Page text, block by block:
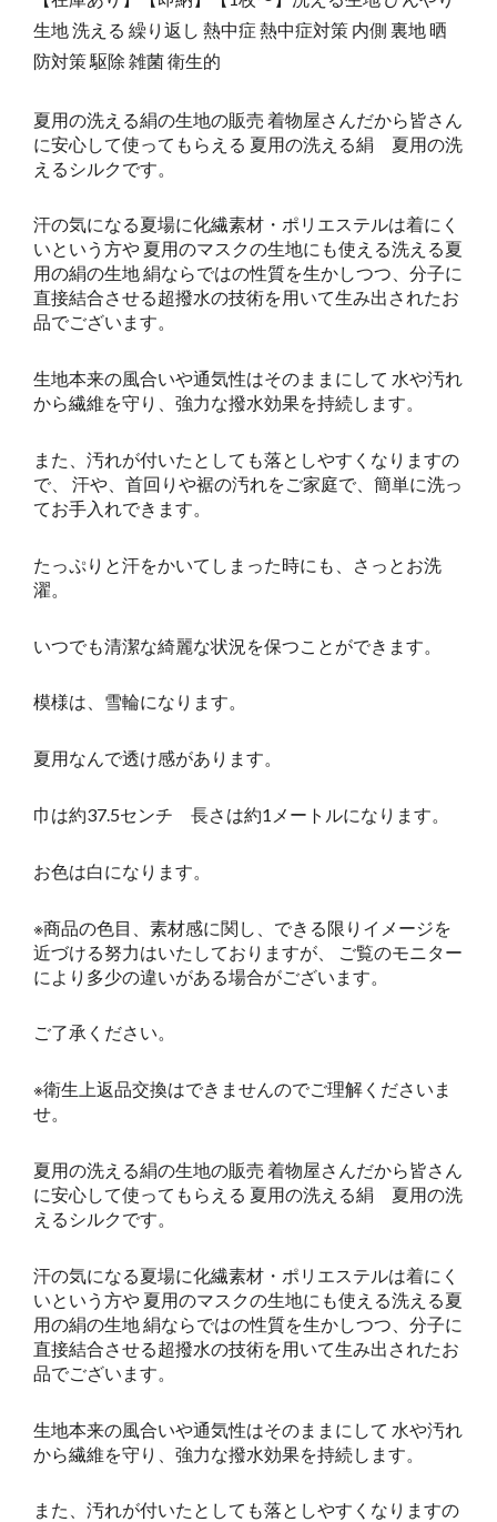
生地 洗える 繰り返し 熱中症 熱中症対策 内側 裏地 晒
防対策 駆除 雑菌 衛生的
夏用の洗える絹の生地の販売 着物屋さんだから皆さん
に安心して使ってもらえる 夏用の洗える絹 夏用の洗
えるシルクです。
汗の気になる夏場に化繊素材・ポリエステルは着にく
いという方や 夏用のマスクの生地にも使える洗える夏
用の絹の生地 絹ならではの性質を生かしつつ、分子に
直接結合させる超撥水の技術を用いて生み出されたお
品でございます。
生地本来の風合いや通気性はそのままにして 水や汚れ
から繊維を守り、強力な撥水効果を持続します。
また、汚れが付いたとしても落としやすくなりますの
で、 汗や、首回りや裾の汚れをご家庭で、簡単に洗っ
てお手入れできます。
たっぷりと汗をかいてしまった時にも、さっとお洗
濯。
いつでも清潔な綺麗な状況を保つことができます。
模様は、雪輪になります。
夏用なんで透け感があります。
巾は約37.5センチ 長さは約1メートルになります。
お色は白になります。
※商品の色目、素材感に関し、できる限りイメージを
近づける努力はいたしておりますが、 ご覧のモニター
により多少の違いがある場合がございます。
ご了承ください。
※衛生上返品交換はできませんのでご理解くださいま
せ。
夏用の洗える絹の生地の販売 着物屋さんだから皆さん
に安心して使ってもらえる 夏用の洗える絹 夏用の洗
えるシルクです。
汗の気になる夏場に化繊素材・ポリエステルは着にく
いという方や 夏用のマスクの生地にも使える洗える夏
用の絹の生地 絹ならではの性質を生かしつつ、分子に
直接結合させる超撥水の技術を用いて生み出されたお
品でございます。
生地本来の風合いや通気性はそのままにして 水や汚れ
から繊維を守り、強力な撥水効果を持続します。
また、汚れが付いたとしても落としやすくなりますの